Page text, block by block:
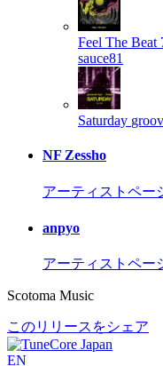
Feel The Beat
sauce81
Saturday
NF Zessho
アーティストペー
anpyo
アーティストペー
Scotoma Music
このリリースをシェア
EN